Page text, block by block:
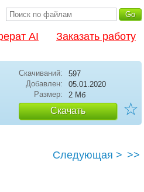
AI Заказать работу
Скачиваний:
597
Добавлен:
05.01.2020
Размер:
2 Мб
Скачать ☆
Следующая > >>